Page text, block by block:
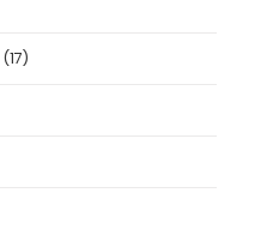
(17)